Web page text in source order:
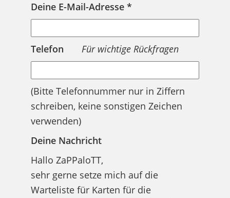
Deine E-Mail-Adresse *
Telefon Für wichtige Rückfragen
(Bitte Telefonnummer nur in Ziffern
schreiben, keine sonstigen Zeichen
verwenden)
Bitte lasse dieses Feld leer.
Deine Nachricht
Hallo ZaPPaloTT,
sehr gerne setze mich auf die
Warteliste für Karten für die